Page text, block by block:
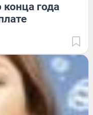
года